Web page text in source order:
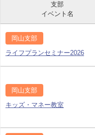
支部
イベント名
岡山支部
ライフプランセミナー2026
岡山支部
キッズ・マネー教室